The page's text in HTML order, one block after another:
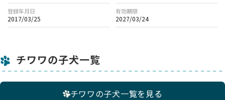
【オンライン見学時の注意事項】
・オンライン見学後、予約を希望される場合は、 現物に違いが
登録年月日
2017/03/25
有効期限
2027/03/24
チワワの子犬一覧
チワワの子犬一覧を見る